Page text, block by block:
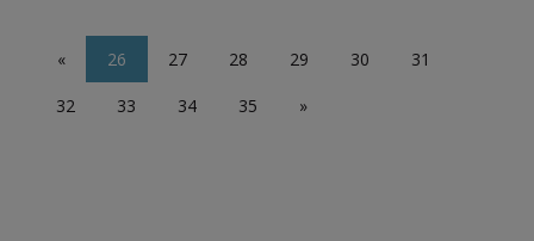
« 26 27 28 29 30 31
32 33 34 35 »